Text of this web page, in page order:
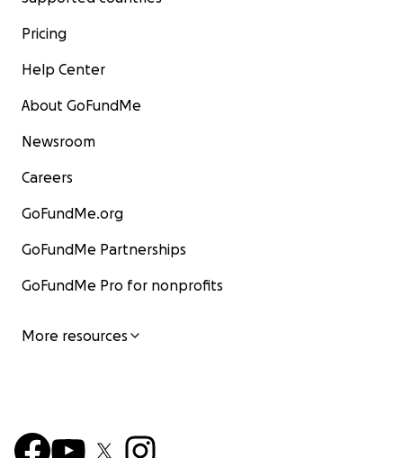
Pricing
Help Center
About GoFundMe
Newsroom
Careers
GoFundMe.org
GoFundMe Partnerships
GoFundMe Pro for nonprofits
More resources